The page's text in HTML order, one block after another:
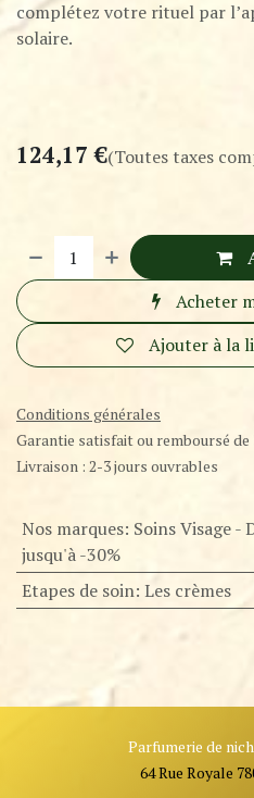
complétez votre rituel par
solaire.
124,17 €(Toutes taxes
Acheter
Ajouter à la
Conditions générales
Garantie satisfait ou remboursé de
Livraison : 2-3 jours ouvrables
Nos marques: Soins Visage -
jusqu'à -30%
Etapes de soin: Les crèmes
Parfumerie de
64 Rue Royale